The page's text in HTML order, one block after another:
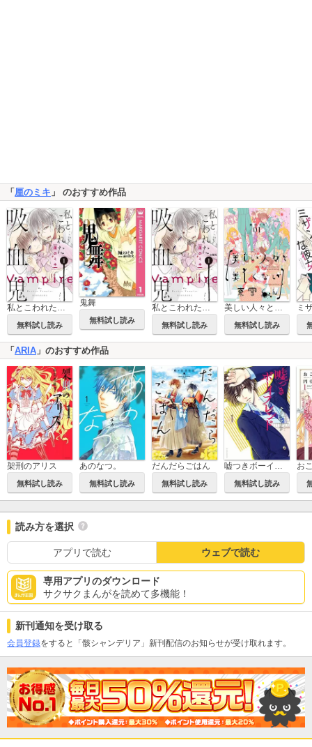
「 厘のミキ 」 のおすすめ作品
無料試し読み
鬼舞
無料試し読み
無料試し読み 無料試し読み
「 ARIA 」のおすすめ作品
架刑のアリス
無料試し読み
あのなつ。
無料試し読み
だんだらごはん
無料試し読み
嘘つきボーイフレンド
無料試し読み
読み方を選択
アプリで読む ウェブで読む
専用アプリのダウンロード
サクサクまんがを読めて多機能！
新刊通知を受け取る
会員登録をすると「骸シャンデリア」新刊配信のお知らせが受け取れます。